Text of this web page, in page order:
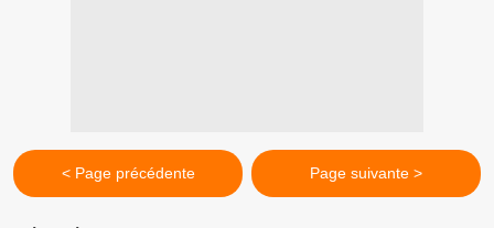
< Page précédente Page suivante >